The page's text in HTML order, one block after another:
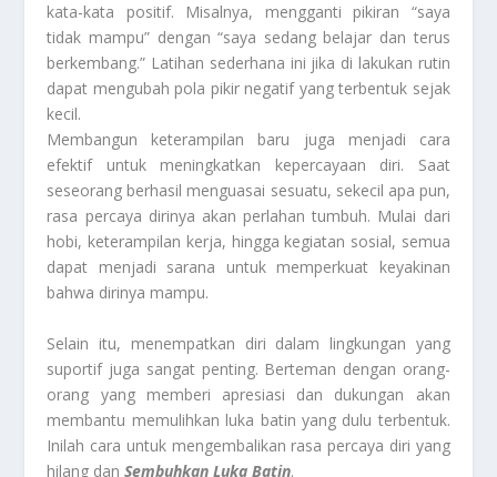
kata-kata positif. Misalnya, mengganti pikiran “saya
tidak mampu” dengan “saya sedang belajar dan terus
berkembang.” Latihan sederhana ini jika di lakukan rutin
dapat mengubah pola pikir negatif yang terbentuk sejak
kecil.
Membangun keterampilan baru juga menjadi cara
efektif untuk meningkatkan kepercayaan diri. Saat
seseorang berhasil menguasai sesuatu, sekecil apa pun,
rasa percaya dirinya akan perlahan tumbuh. Mulai dari
hobi, keterampilan kerja, hingga kegiatan sosial, semua
dapat menjadi sarana untuk memperkuat keyakinan
bahwa dirinya mampu.
Selain itu, menempatkan diri dalam lingkungan yang
suportif juga sangat penting. Berteman dengan orang-
orang yang memberi apresiasi dan dukungan akan
membantu memulihkan luka batin yang dulu terbentuk.
Inilah cara untuk mengembalikan rasa percaya diri yang
hilang danSembuhkan Luka Batin.